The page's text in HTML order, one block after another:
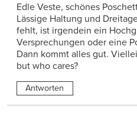
Edle Veste, schönes
Lässige Haltung und
fehlt, ist irgendein ein
Versprechungen oder eine
Dann kommt alles gut.
but who cares?
Antworten